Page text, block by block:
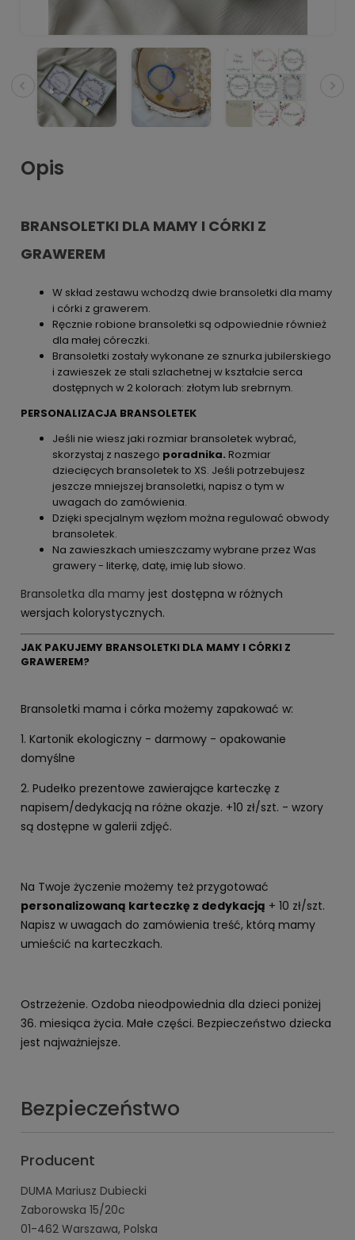
Opis
BRANSOLETKI DLA MAMY I CÓRKI Z
GRAWEREM
W skład zestawu wchodzą dwie bransoletki dla mamy
i córki z grawerem.
Ręcznie robione bransoletki są odpowiednie również
dla małej córeczki.
Bransoletki zostały wykonane ze sznurka jubilerskiego
i zawieszek ze stali szlachetnej w kształcie serca
dostępnych w 2 kolorach: złotym lub srebrnym.
PERSONALIZACJA BRANSOLETEK
Jeśli nie wiesz jaki rozmiar bransoletek wybrać,
skorzystaj z naszego poradnika. Rozmiar
dziecięcych bransoletek to XS. Jeśli potrzebujesz
jeszcze mniejszej bransoletki, napisz o tym w
uwagach do zamówienia.
Dzięki specjalnym węzłom można regulować obwody
bransoletek.
Na zawieszkach umieszczamy wybrane przez Was
grawery - literkę, datę, imię lub słowo.
Bransoletka dla mamy jest dostępna w różnych
wersjach kolorystycznych.
JAK PAKUJEMY BRANSOLETKI DLA MAMY I CÓRKI Z
GRAWEREM?
Bransoletki mama i córka możemy zapakować w:
1. Kartonik ekologiczny - darmowy - opakowanie
domyślne
2. Pudełko prezentowe zawierające karteczkę z
napisem/dedykacją na różne okazje. +10 zł/szt. - wzory
są dostępne w galerii zdjęć.
Na Twoje życzenie możemy też przygotować
personalizowaną karteczkę z dedykacją + 10 zł/szt.
Napisz w uwagach do zamówienia treść, którą mamy
umieścić na karteczkach.
Ostrzeżenie. Ozdoba nieodpowiednia dla dzieci poniżej
36. miesiąca życia. Małe części. Bezpieczeństwo dziecka
jest najważniejsze.
Bezpieczeństwo
Producent
DUMA Mariusz Dubiecki
Zaborowska 15/20c
01-462 Warszawa, Polska